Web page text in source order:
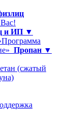
и ИП ▼
Программа
Пропан ▼
(сжатый